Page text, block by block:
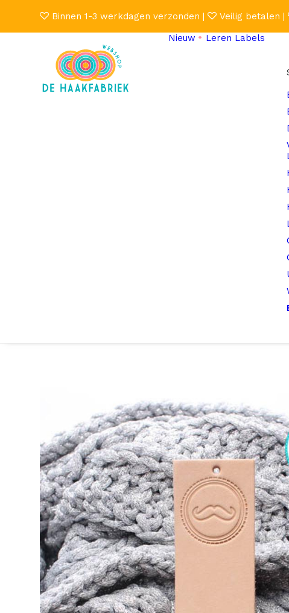
Binnen 1-3 werkdagen verzonden | Veilig betalen |
Nieuw
Leren Labels